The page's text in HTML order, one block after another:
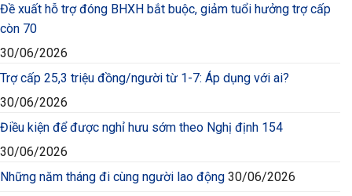
Đề xuất hỗ trợ đóng BHXH bắt buộc, giảm tuổi hưởng trợ cấp
còn 70
30/06/2026
Trợ cấp 25,3 triệu đồng/người từ 1-7: Áp dụng với ai?
30/06/2026
Điều kiện để được nghỉ hưu sớm theo Nghị định 154
30/06/2026
Những năm tháng đi cùng người lao động 30/06/2026